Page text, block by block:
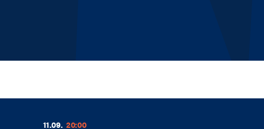
11.09. 20:00